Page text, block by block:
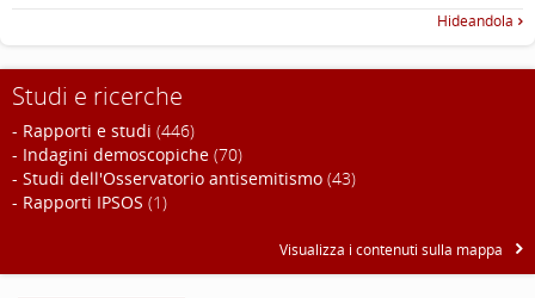
Hideandola
Studi e ricerche
- Rapporti e studi (446)
- Indagini demoscopiche (70)
- Studi dell'Osservatorio antisemitismo (43)
- Rapporti IPSOS (1)
Visualizza i contenuti sulla mappa